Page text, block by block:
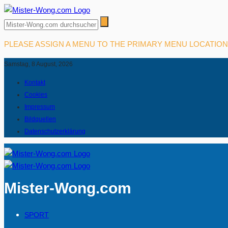
PLEASE ASSIGN A MENU TO THE PRIMARY MENU
Samstag, 8 August, 2026
Kontakt
Cookies
Impressum
Bildquellen
Datenschutzerklärung
Mister-Wong.com
SPORT